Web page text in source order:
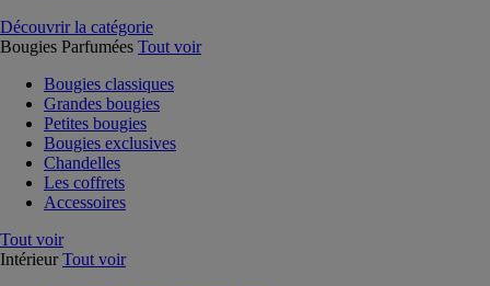
Découvrir la catégorie
Bougies Parfumées Tout voir
Bougies classiques
Grandes bougies
Petites bougies
Bougies exclusives
Chandelles
Les coffrets
Accessoires
Tout voir
Intérieur Tout voir